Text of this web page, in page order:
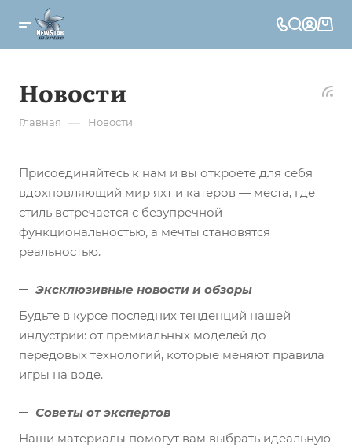
Новости
Главная — Новости
Присоединяйтесь к нам и вы откроете для себя
вдохновляющий мир яхт и катеров — места, где
стиль встречается с безупречной
функциональностью, а мечты становятся
реальностью.
Эксклюзивные новости и обзоры
Будьте в курсе последних тенденций нашей
индустрии: от премиальных моделей до
передовых технологий, которые меняют правила
игры на воде.
Советы от экспертов
Наши материалы помогут вам выбрать идеальную